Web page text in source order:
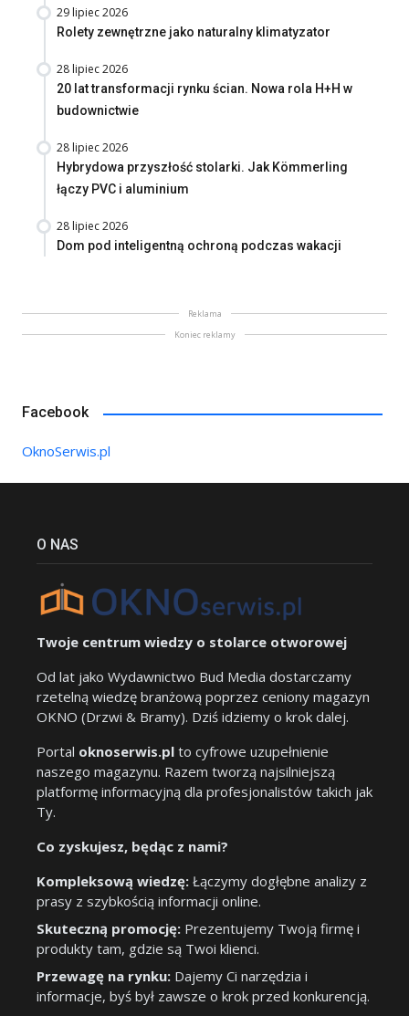
29 lipiec 2026
Rolety zewnętrzne jako naturalny klimatyzator
28 lipiec 2026
20 lat transformacji rynku ścian. Nowa rola H+H w
budownictwie
28 lipiec 2026
Hybrydowa przyszłość stolarki. Jak Kömmerling
łączy PVC i aluminium
28 lipiec 2026
Dom pod inteligentną ochroną podczas wakacji
Reklama
Koniec reklamy
Facebook
OknoSerwis.pl
O NAS
Twoje centrum wiedzy o stolarce otworowej
Od lat jako Wydawnictwo Bud Media dostarczamy
rzetelną wiedzę branżową poprzez ceniony magazyn
OKNO (Drzwi & Bramy). Dziś idziemy o krok dalej.
Portal oknoserwis.pl to cyfrowe uzupełnienie
naszego magazynu. Razem tworzą najsilniejszą
platformę informacyjną dla profesjonalistów takich jak
Ty.
Co zyskujesz, będąc z nami?
Kompleksową wiedzę: Łączymy dogłębne analizy z
prasy z szybkością informacji online.
Skuteczną promocję: Prezentujemy Twoją firmę i
produkty tam, gdzie są Twoi klienci.
Przewagę na rynku: Dajemy Ci narzędzia i
informacje, byś był zawsze o krok przed konkurencją.